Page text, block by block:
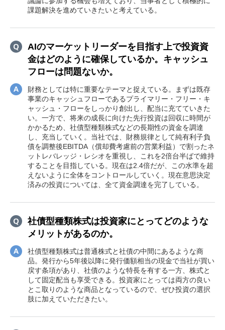
課題解決を進めていきたいと考えている。
AIのマーケットリーダーを目指す上で投資資
金はどのように確保しているか。キャッシュ
フローは問題ないか。
財務としては特に重要なテーマと捉えている。まずは既存
事業のキャッシュフローであるプライマリー・フリー・キ
ャッシュ・フローをしっかり創出し、配当に充てていきた
い。一方で、将来の成長に向けた先行投資は回収に時間が
かかるため、社債型種類株式などの長期性の資金を調達
し、充当していく。当社では、財務規律として純有利子負
債を調整後EBITDA（償却費考慮前の営業利益）で割ったネ
ットレバレッジ・レシオを重視し、これを2倍台半ばで維持
することを目指している。現在は2.4倍だが、この水準を超
えないように全体をコントロールしていく。現在意思決定
済みの投資については、全て資金調達を完了している。
社債型種類株式は投資家にとってどのような
メリットがあるのか。
社債型種類株式は普通株式と社債の中間にあるような商
品。発行から5年後以降に発行価額相当の現金で当社が買い
戻す条項があり、社債のような特長を有する一方、株式と
して固定配当も享受できる。投資家にとっては両方の良い
とこ取りのような商品となっているので、ぜひ投資の選択
肢に加えていただきたい。